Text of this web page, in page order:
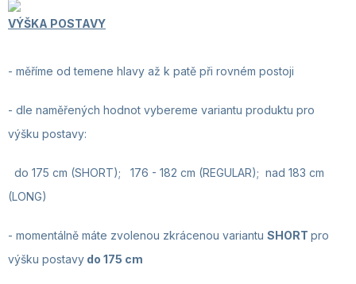
VÝŠKA POSTAVY
- měříme od temene hlavy až k patě při rovném postoji
- dle naměřených hodnot vybereme variantu produktu pro
výšku postavy:
do 175 cm (SHORT); 176 - 182 cm (REGULAR); nad 183 cm
(LONG)
- momentálně máte zvolenou zkrácenou variantu SHORT pro
výšku postavy do 175 cm